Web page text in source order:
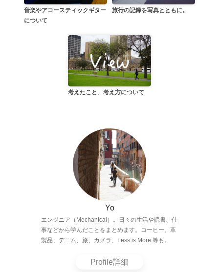
音楽やアコースティックギター
について
旅行の記録を写真とともに。
考えたこと、考え方について
Yo
エンジニア（Mechanical）。日々の生活や読書、仕
事などから学んだことをまとめます。コーヒー、革
製品、デニム、旅、カメラ、Less is More.等も。
Profile詳細